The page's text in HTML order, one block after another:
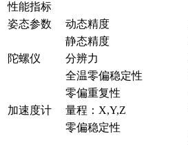
性能指标
姿态参数
动态精度
静态精度
陀螺仪
分辨力
全温零偏稳定性
零偏重复性
加速度计
量程：X,Y,Z
零偏稳定性